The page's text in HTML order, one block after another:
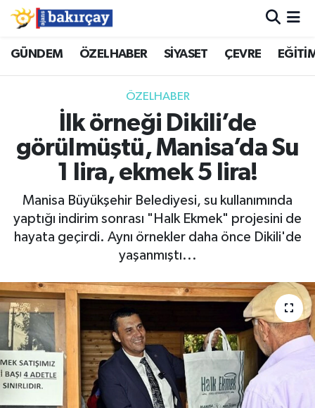
GÜNDEM ÖZELHABER SİYASET ÇEVRE
ÖZELHABER
İlk örneği Dikili’de
görülmüştü, Manisa’da Su
1 lira, ekmek 5 lira!
Manisa Büyükşehir Belediyesi, su kullanımında
yaptığı indirim sonrası "Halk Ekmek" projesini de
hayata geçirdi. Aynı örnekler daha önce Dikili'de
yaşanmıştı...
İzmir Nöbetçi Eczaneler
İzmir Hava Durumu
İzmir Namaz Vakitleri
İzmir Trafik Yoğunluk Haritası
Süper Lig Puan Durumu ve Fikstür
Tüm Manşetler
Haber Arşivi